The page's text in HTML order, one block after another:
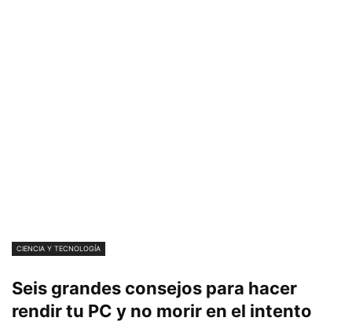
CIENCIA Y TECNOLOGÍA
Seis grandes consejos para hacer
rendir tu PC y no morir en el intento